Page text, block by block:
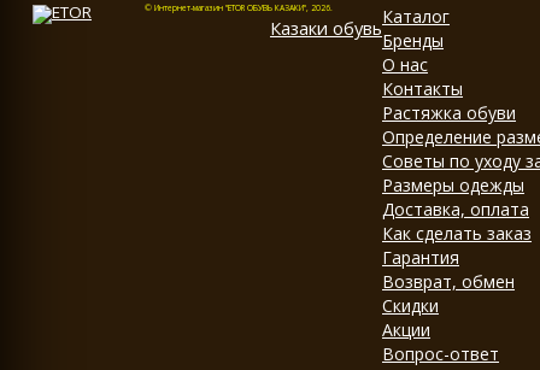
© Интернет-магазин "ETOR ОБУВЬ КАЗАКИ", 2026.
Казаки обувьКаталог
Бренды
О нас
Контакты
Растяжка обуви
Определение
Советы по уходу
Размеры одежды
Доставка, оплата
Как сделать заказ
Гарантия
Возврат, обмен
Скидки
Акции
Вопрос-ответ